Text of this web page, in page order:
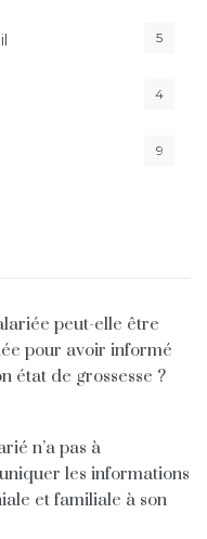
5
4
9
peut-elle être
pour avoir informé
état de grossesse ?
n’a pas à
les informations
et familiale à son